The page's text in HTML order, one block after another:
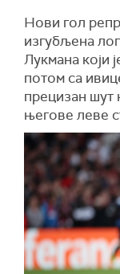
Нови гол
изгубљена
Лукмана који
потом са
прецизан шут
његове леве